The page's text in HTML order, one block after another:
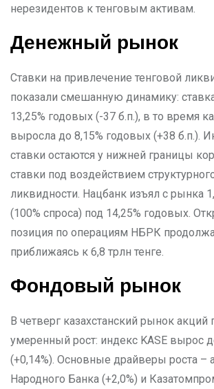
нерезидентов к тенговым активам.
Денежный рынок
Ставки на привлечение тенговой
показали смешанную динамику:
13,25% годовых (-37 б.п.), в то время
выросла до 8,15% годовых (+38 б.п.).
ставки остаются у нижней границы
ставки под воздействием
ликвидности. Нацбанк изъял с рынка
(100% спроса) под 14,25% годовых.
позиция по операциям НБРК
приближаясь к 6,8 трлн тенге.
Фондовый рынок
В четверг казахстанский рынок акций
умеренный рост: индекс KASE вырос
(+0,14%). Основные драйверы роста –
Народного Банка (+2,0%) и